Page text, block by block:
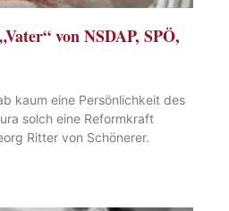
von NSDAP, SPÖ,
kaum eine Persönlichkeit des
solch eine Reformkraft
Ritter von Schönerer.